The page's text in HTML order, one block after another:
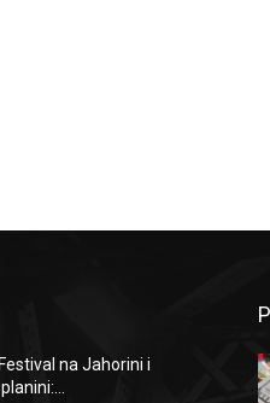
na Jahorini i